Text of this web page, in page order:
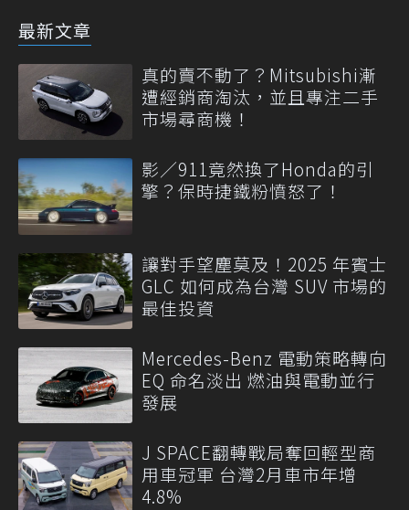
最新文章
真的賣不動了？Mitsubishi漸
遭經銷商淘汰，並且專注二手
市場尋商機！
影／911竟然換了Honda的引
擎？保時捷鐵粉憤怒了！
讓對手望塵莫及！2025 年賓士
GLC 如何成為台灣 SUV 市場的
最佳投資
Mercedes-Benz 電動策略轉向
EQ 命名淡出 燃油與電動並行
發展
J SPACE翻轉戰局奪回輕型商
用車冠軍 台灣2月車市年增
4.8%